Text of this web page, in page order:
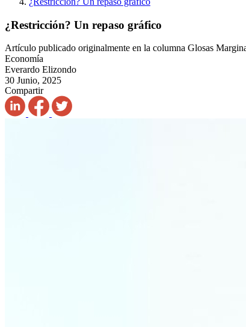
¿Restricción? Un repaso gráfico
Artículo publicado originalmente en la columna Glosas
Economía
Everardo Elizondo
30 Junio, 2025
Compartir